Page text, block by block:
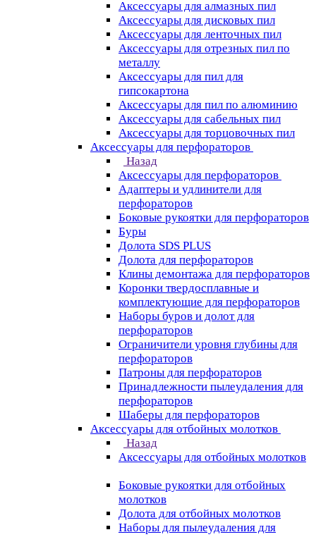
Аксессуары для алмазных пил
Аксессуары для дисковых пил
Аксессуары для ленточных пил
Аксессуары для отрезных пил по
металлу
Аксессуары для пил для
гипсокартона
Аксессуары для пил по алюминию
Аксессуары для сабельных пил
Аксессуары для торцовочных пил
Аксессуары для перфораторов
Назад
Аксессуары для перфораторов
Адаптеры и удлинители для
перфораторов
Боковые рукоятки для перфораторов
Буры
Долота SDS PLUS
Долота для перфораторов
Клины демонтажа для перфораторов
Коронки твердосплавные и
комплектующие для перфораторов
Наборы буров и долот для
перфораторов
Ограничители уровня глубины для
перфораторов
Патроны для перфораторов
Принадлежности пылеудаления для
перфораторов
Шаберы для перфораторов
Аксессуары для отбойных молотков
Назад
Аксессуары для отбойных молотков
Боковые рукоятки для отбойных
молотков
Долота для отбойных молотков
Наборы для пылеудаления для